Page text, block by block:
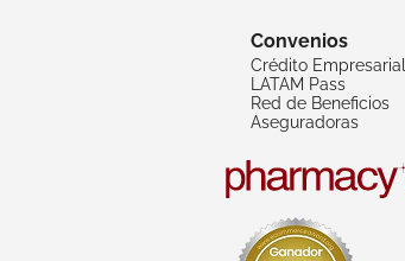
Convenios
Crédito Empresarial
LATAM Pass
Red de Beneficios
Aseguradoras